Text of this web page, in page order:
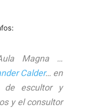
Magna …
Calder… en
de escultor y
y el consultor